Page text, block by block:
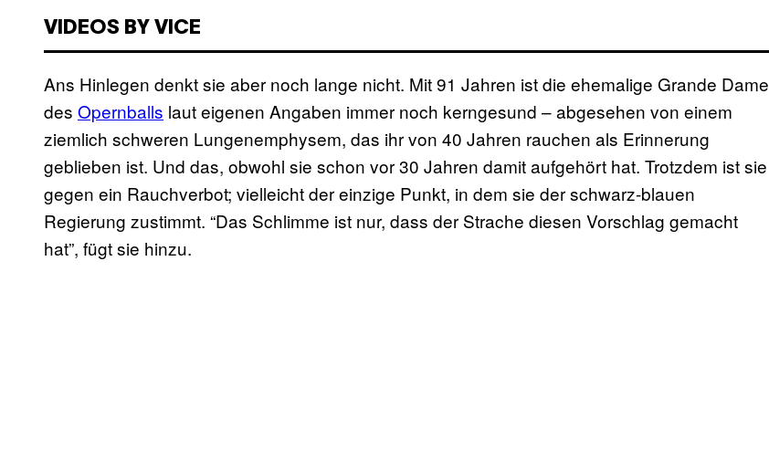
VIDEOS BY VICE
Ans Hinlegen denkt sie aber noch lange nicht. Mit 91 Jahren ist die ehemalige Grande Dame
des Opernballs laut eigenen Angaben immer noch kerngesund – abgesehen von einem
ziemlich schweren Lungenemphysem, das ihr von 40 Jahren rauchen als Erinnerung
geblieben ist. Und das, obwohl sie schon vor 30 Jahren damit aufgehört hat. Trotzdem ist sie
gegen ein Rauchverbot; vielleicht der einzige Punkt, in dem sie der schwarz-blauen
Regierung zustimmt. “Das Schlimme ist nur, dass der Strache diesen Vorschlag gemacht
hat”, fügt sie hinzu.